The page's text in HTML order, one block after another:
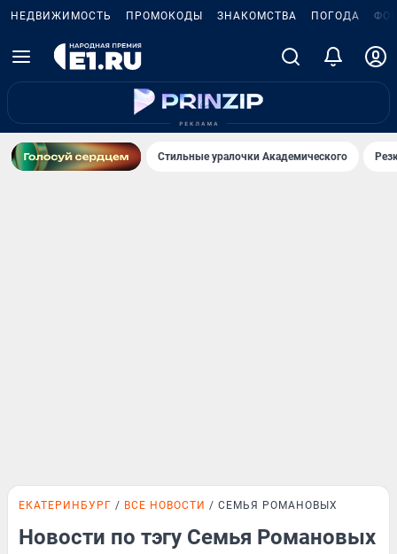
НЕДВИЖИМОСТЬ ПРОМОКОДЫ ЗНАКОМСТВА ПОГОДА
Стильные уралочки Академического
ЕКАТЕРИНБУРГ ВСЕ НОВОСТИ СЕМЬЯ РОМАНОВЫХ
Новости по тэгу Семья Романовых